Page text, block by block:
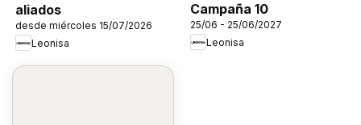
aliados
desde miércoles 15/07/2026
Leonisa
Campaña 10
25/06 - 25/06/2027
Leonisa